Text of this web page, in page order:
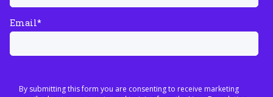
Email*
By submitting this form you are consenting to receive marketing